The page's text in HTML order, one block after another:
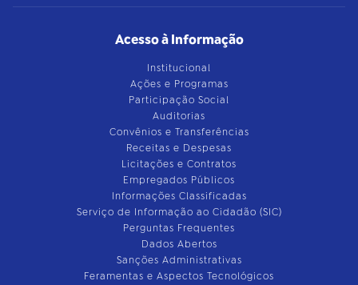
Acesso à Informação
Institucional
Ações e Programas
Participação Social
Auditorias
Convênios e Transferências
Receitas e Despesas
Licitações e Contratos
Empregados Públicos
Informações Classificadas
Serviço de Informação ao Cidadão (SIC)
Perguntas Frequentes
Dados Abertos
Sanções Administrativas
Feramentas e Aspectos Tecnológicos